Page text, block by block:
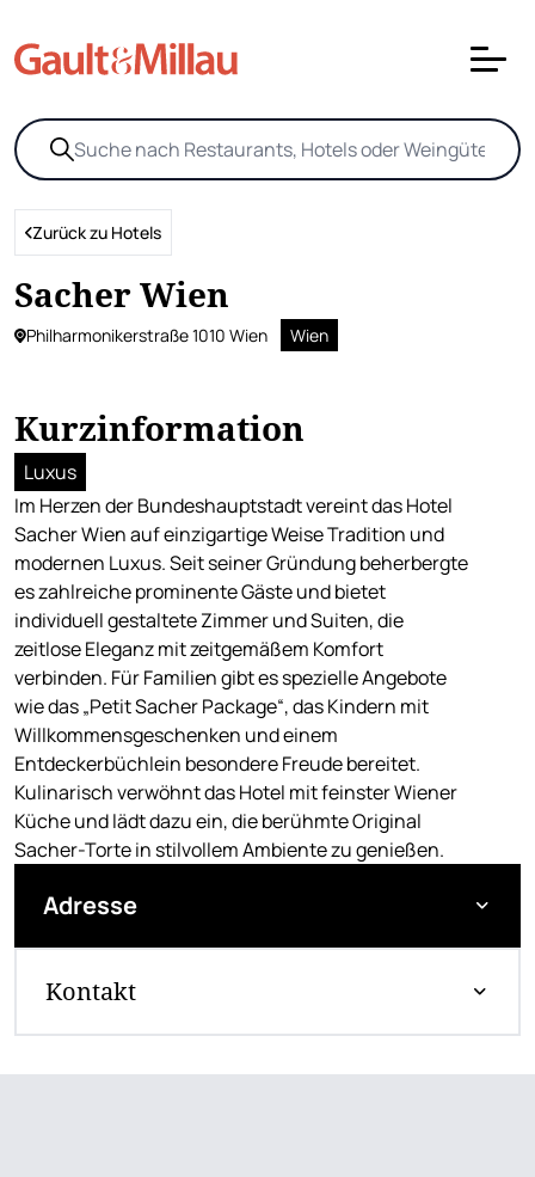
Zurück zu Hotels
Sacher Wien
Philharmonikerstraße 1010 Wien Wien
Kurzinformation
Luxus
Im Herzen der Bundeshauptstadt vereint das Hotel
Sacher Wien auf einzigartige Weise Tradition und
modernen Luxus. Seit seiner Gründung beherbergte
es zahlreiche prominente Gäste und bietet
individuell gestaltete Zimmer und Suiten, die
zeitlose Eleganz mit zeitgemäßem Komfort
verbinden. Für Familien gibt es spezielle Angebote
wie das „Petit Sacher Package“, das Kindern mit
Willkommensgeschenken und einem
Entdeckerbüchlein besondere Freude bereitet.
Kulinarisch verwöhnt das Hotel mit feinster Wiener
Küche und lädt dazu ein, die berühmte Original
Sacher-Torte in stilvollem Ambiente zu genießen.
Adresse
Kontakt